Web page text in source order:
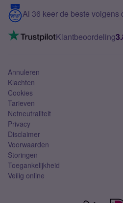
5G internet
Mobiel internet
Mobiel abonnement
Contact
VoLTE 4G bellen
Al 36 keer de beste volgens
Klantbeoordeling
Annuleren
Klachten
Cookies
Tarieven
Netneutraliteit
Privacy
Disclaimer
Voorwaarden
Storingen
Toegankelijkheid
Veilig online